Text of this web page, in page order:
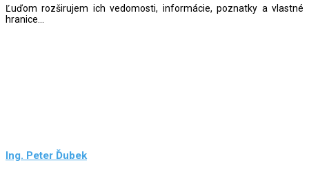
Ľuďom rozširujem ich vedomosti, informácie, poznatky a vlastné
hranice...
Ing. Peter Ďubek